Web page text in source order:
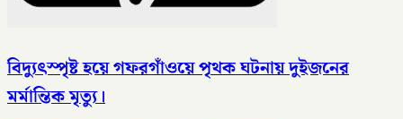
বিদ্যুৎস্পৃষ্ট হয়ে গফরগাঁওয়ে পৃথক ঘটনায় দুইজনের
মর্মান্তিক মৃত্যু।